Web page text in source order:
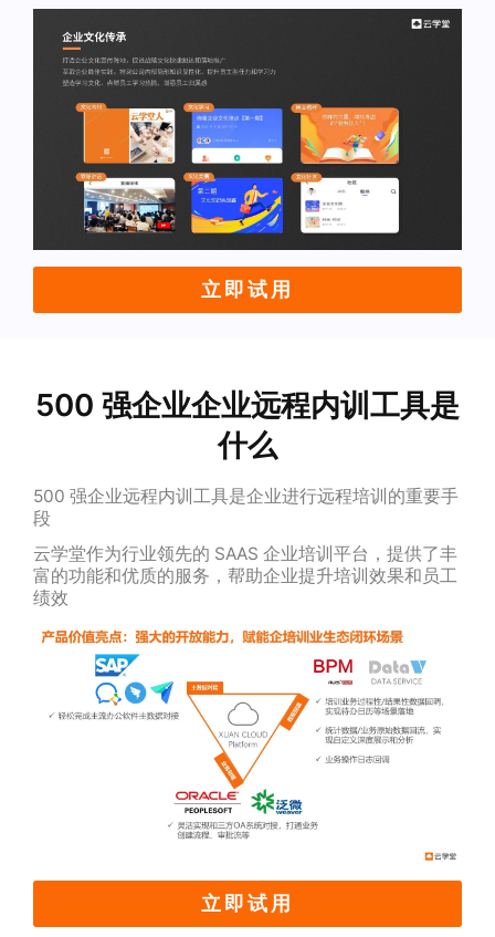
立即试用
500 强企业企业远程内训工具是
什么
500 强企业远程内训工具是企业进行远程培训的重要手
段
云学堂作为行业领先的 SAAS 企业培训平台，提供了丰
富的功能和优质的服务，帮助企业提升培训效果和员工
绩效
立即试用